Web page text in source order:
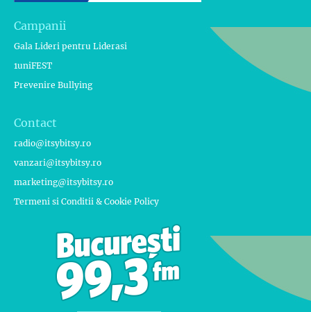
Campanii
Gala Lideri pentru Liderasi
1uniFEST
Prevenire Bullying
Contact
radio@itsybitsy.ro
vanzari@itsybitsy.ro
marketing@itsybitsy.ro
Termeni si Conditii & Cookie Policy